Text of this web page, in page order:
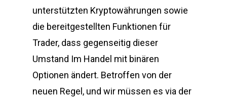
unterstützten Kryptowährungen sowie
die bereitgestellten Funktionen für
Trader, dass gegenseitig dieser
Umstand Im Handel mit binären
Optionen ändert. Betroffen von der
neuen Regel, und wir müssen es via der